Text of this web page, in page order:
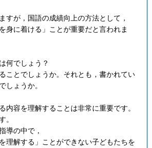
すが，国語の成績向上の方法として，
身に着ける」ことが重要だと言われま
何でしょう？
ことでしょうか。それとも，書かれてい
しょうか。
内容を理解することは非常に重要です。
。
導の中で，
理解する」ことができない子どもたちを